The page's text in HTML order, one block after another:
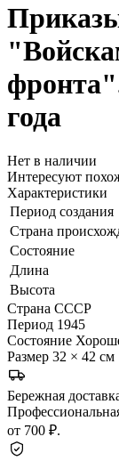
года
Нет в наличии
Интересуют
Характеристики
Период создания
Страна
Состояние
Длина
Высота
Страна СССР
Период 1945
Состояние
Размер 32 × 42 см
Бережная
от 700 ₽.